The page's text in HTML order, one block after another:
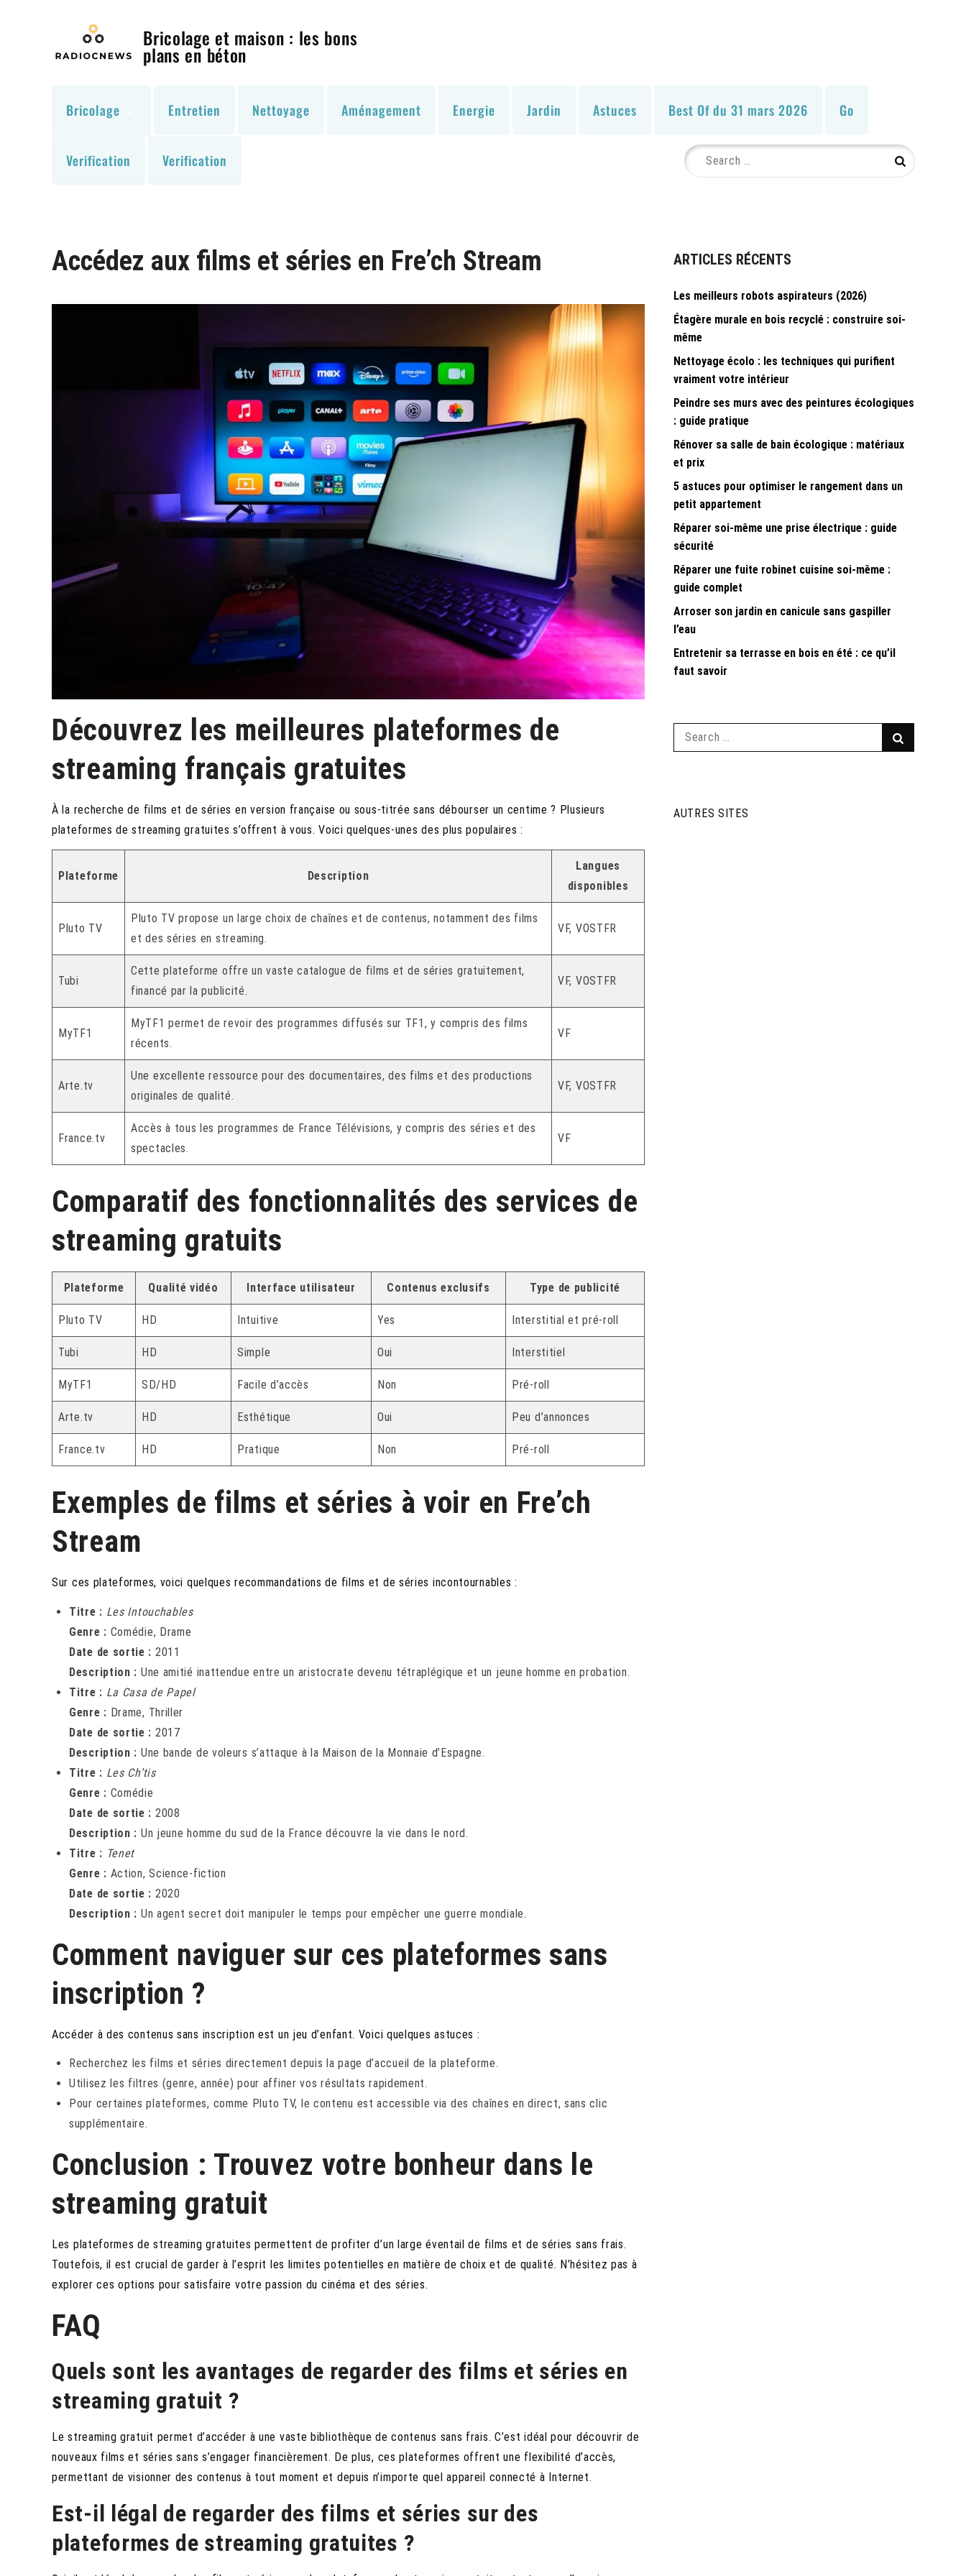
Bricolage et maison : les bons
plans en béton
Bricolage Entretien Nettoyage Aménagement Energie Jardin Astuces Best Of du 31 mars 2026 Go
Verification Verification
Search
for:
Search
Accédez aux films et séries en Fre’ch Stream
Découvrez les meilleures plateformes de
streaming français gratuites
À la recherche de films et de séries en version française ou sous-titrée sans débourser un centime ? Plusieurs
plateformes de streaming gratuites s’offrent à vous. Voici quelques-unes des plus populaires :
Plateforme Description
Langues
disponibles
Pluto TV
Pluto TV propose un large choix de chaînes et de contenus, notamment des films
et des séries en streaming.
VF, VOSTFR
Tubi
Cette plateforme offre un vaste catalogue de films et de séries gratuitement,
financé par la publicité.
VF, VOSTFR
MyTF1
MyTF1 permet de revoir des programmes diffusés sur TF1, y compris des films
récents.
VF
Arte.tv
Une excellente ressource pour des documentaires, des films et des productions
originales de qualité.
VF, VOSTFR
France.tv
Accès à tous les programmes de France Télévisions, y compris des séries et des
spectacles.
VF
Comparatif des fonctionnalités des services de
streaming gratuits
Plateforme Qualité vidéo Interface utilisateur Contenus exclusifs Type de publicité
Pluto TV HD Intuitive Yes Interstitial et pré-roll
Tubi HD Simple Oui Interstitiel
MyTF1 SD/HD Facile d’accès Non Pré-roll
Arte.tv HD Esthétique Oui Peu d’annonces
France.tv HD Pratique Non Pré-roll
Exemples de films et séries à voir en Fre’ch
Stream
Sur ces plateformes, voici quelques recommandations de films et de séries incontournables :
Titre : Les Intouchables
Genre : Comédie, Drame
Date de sortie : 2011
Description : Une amitié inattendue entre un aristocrate devenu tétraplégique et un jeune homme en probation.
Titre : La Casa de Papel
Genre : Drame, Thriller
Date de sortie : 2017
Description : Une bande de voleurs s’attaque à la Maison de la Monnaie d’Espagne.
Titre : Les Ch’tis
Genre : Comédie
Date de sortie : 2008
Description : Un jeune homme du sud de la France découvre la vie dans le nord.
Titre : Tenet
Genre : Action, Science-fiction
Date de sortie : 2020
Description : Un agent secret doit manipuler le temps pour empêcher une guerre mondiale.
Comment naviguer sur ces plateformes sans
inscription ?
Accéder à des contenus sans inscription est un jeu d’enfant. Voici quelques astuces :
Recherchez les films et séries directement depuis la page d’accueil de la plateforme.
Utilisez les filtres (genre, année) pour affiner vos résultats rapidement.
Pour certaines plateformes, comme Pluto TV, le contenu est accessible via des chaînes en direct, sans clic
supplémentaire.
Conclusion : Trouvez votre bonheur dans le
streaming gratuit
Les plateformes de streaming gratuites permettent de profiter d’un large éventail de films et de séries sans frais.
Toutefois, il est crucial de garder à l’esprit les limites potentielles en matière de choix et de qualité. N’hésitez pas à
explorer ces options pour satisfaire votre passion du cinéma et des séries.
FAQ
Quels sont les avantages de regarder des films et séries en
streaming gratuit ?
Le streaming gratuit permet d’accéder à une vaste bibliothèque de contenus sans frais. C’est idéal pour découvrir de
nouveaux films et séries sans s’engager financièrement. De plus, ces plateformes offrent une flexibilité d’accès,
permettant de visionner des contenus à tout moment et depuis n’importe quel appareil connecté à Internet.
Est-il légal de regarder des films et séries sur des
plateformes de streaming gratuites ?
ARTICLES RÉCENTS
Les meilleurs robots aspirateurs (2026)
Étagère murale en bois recyclé : construire soi-
même
Nettoyage écolo : les techniques qui purifient
vraiment votre intérieur
Peindre ses murs avec des peintures écologiques
: guide pratique
Rénover sa salle de bain écologique : matériaux
et prix
5 astuces pour optimiser le rangement dans un
petit appartement
Réparer soi-même une prise électrique : guide
sécurité
Réparer une fuite robinet cuisine soi-même :
guide complet
Arroser son jardin en canicule sans gaspiller
l’eau
Entretenir sa terrasse en bois en été : ce qu’il
faut savoir
Search
AUTRES SITES